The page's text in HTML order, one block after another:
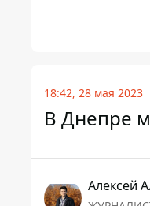
18:42, 28 мая 2023
В Днепре
Алексей